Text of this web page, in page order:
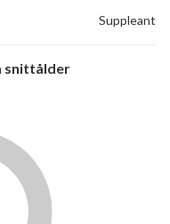
Suppleant
snittålder